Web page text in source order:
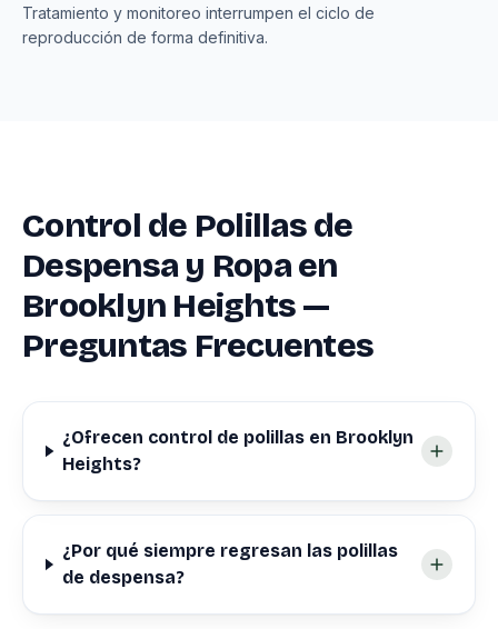
Tratamiento y monitoreo interrumpen el ciclo de
reproducción de forma definitiva.
Control de Polillas de
Despensa y Ropa en
Brooklyn Heights —
Preguntas Frecuentes
¿Ofrecen control de polillas en Brooklyn
Heights?
¿Por qué siempre regresan las polillas
de despensa?